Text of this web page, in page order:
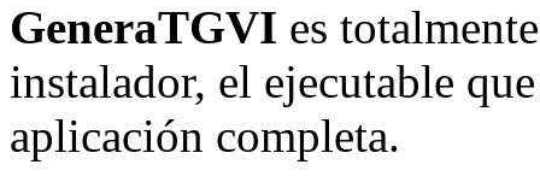
GeneraTGVI es
instalador, el ejecutable
aplicación completa.